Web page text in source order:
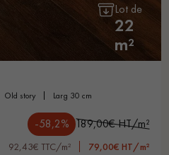
Lot de
22
m²
old story larg 30 cm
-58,2% 189,00€ HT/m²
92,43€ TTC/m² 79,00€ HT/m²